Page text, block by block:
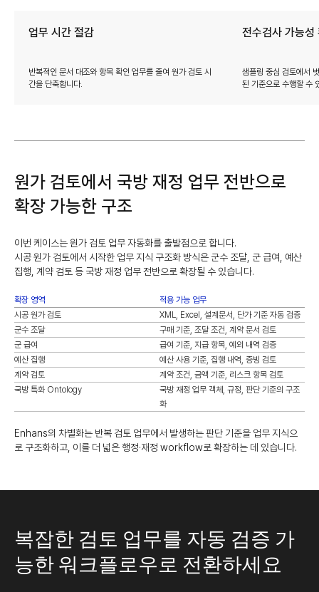
업무 시간 절감
반복적인 문서 대조와 항목 확인 업무를 줄여 원가 검토 시
간을 단축합니다.
전수검사 가능성
샘플링 중심 검토에서
된 기준으로 수행할 수
원가 검토에서 국방 재정 업무 전반으로
확장 가능한 구조
이번 케이스는 원가 검토 업무 자동화를 출발점으로 합니다.
시공 원가 검토에서 시작한 업무 지식 구조화 방식은 군수 조달, 군 급여, 예산
집행, 계약 검토 등 국방 재정 업무 전반으로 확장될 수 있습니다.
확장 영역
적용 가능 업무
시공 원가 검토
XML, Excel, 설계문서, 단가 기준 자동 검증
군수 조달
구매 기준, 조달 조건, 계약 문서 검토
군 급여
급여 기준, 지급 항목, 예외 내역 검증
예산 집행
예산 사용 기준, 집행 내역, 증빙 검토
계약 검토
계약 조건, 금액 기준, 리스크 항목 검토
국방 특화 Ontology
국방 재정 업무 객체, 규정, 판단 기준의 구조
화
Enhans의 차별화는 반복 검토 업무에서 발생하는 판단 기준을 업무 지식으
로 구조화하고, 이를 더 넓은 행정·재정 workflow로 확장하는 데 있습니다.
복잡한 검토 업무를 자동 검증 가
능한 워크플로우로 전환하세요